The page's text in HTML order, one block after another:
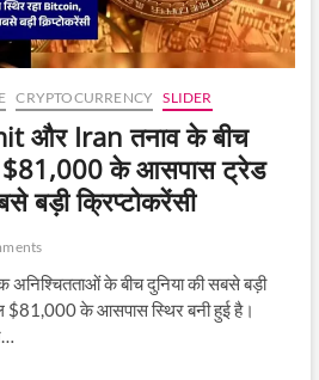
CRYPTOCURRENCY SLIDER
और Iran तनाव के बीच
$81,000 के आसपास ट्रेड
बड़ी क्रिप्टोकरेंसी
अनिश्चितताओं के बीच दुनिया की सबसे बड़ी
$81,000 के आसपास स्थिर बनी हुई है।